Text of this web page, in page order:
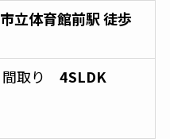
市立体育館前駅徒歩
間取り4SLDK